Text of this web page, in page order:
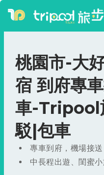
桃園市-大
宿 到府專
車-Tripool
駁|包車
專車到府，機場接送
中長程出遊、閨蜜